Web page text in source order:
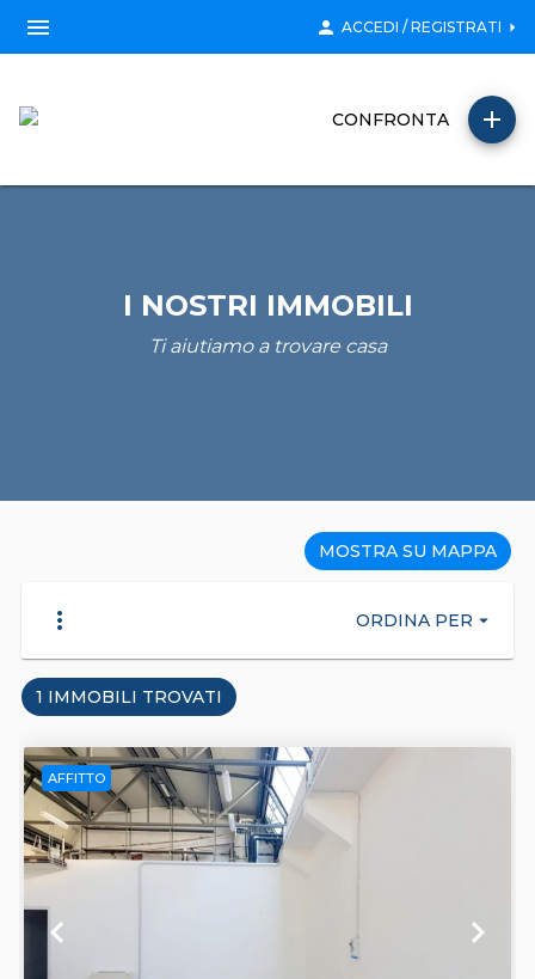
menu person ACCEDI / REGISTRATI arrow_right
CONFRONTA add
I NOSTRI IMMOBILI
Ti aiutiamo a trovare casa
MOSTRA SU MAPPA
more_vert ORDINA PER arrow_drop_down
1 IMMOBILI TROVATI
AFFITTO
keyboard_arrow_left keyboard_arrow_right